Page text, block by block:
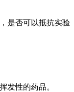
是否可以抵抗实验
性的药品。